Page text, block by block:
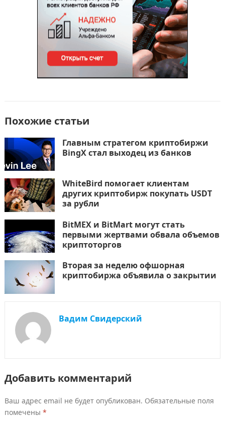
Похожие статьи
Главным стратегом криптобиржи
BingX стал выходец из банков
WhiteBird помогает клиентам
других криптобирж покупать USDT
за рубли
BitMEX и BitMart могут стать
первыми жертвами обвала объемов
криптоторгов
Вторая за неделю офшорная
криптобиржа объявила о закрытии
Вадим Свидерский
Добавить комментарий
Ваш адрес email не будет опубликован. Обязательные поля
помечены *